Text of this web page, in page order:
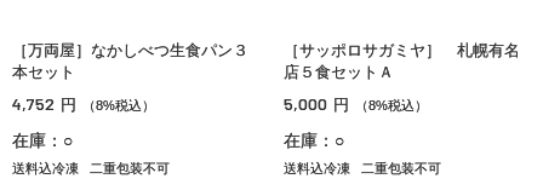
［万両屋］なかしべつ生食パン３
本セット
4,752 円 （8%税込）
在庫：○
送料込冷凍 二重包装不可
［サッポロサガミヤ］ 札幌有名
店５食セットＡ
5,000 円 （8%税込）
在庫：○
送料込冷凍 二重包装不可